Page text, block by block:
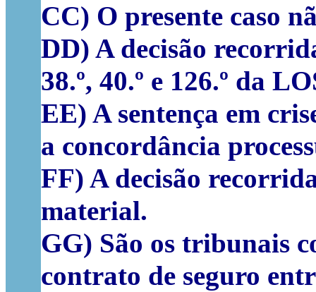
CC) O presente caso
DD) A decisão
38.º, 40.º e 126.º da
EE) A sentença em
a concordância
FF) A decisão
material.
GG) São os tribunais
contrato de seguro